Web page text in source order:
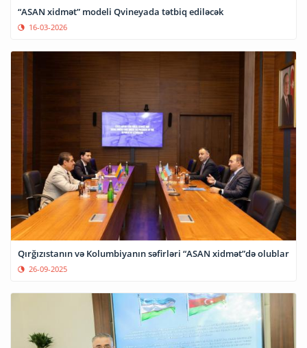
“ASAN xidmət” modeli Qvineyada tətbiq ediləcək
16-03-2026
Qırğızıstanın və Kolumbiyanın səfirləri “ASAN xidmət”də olublar
26-09-2025